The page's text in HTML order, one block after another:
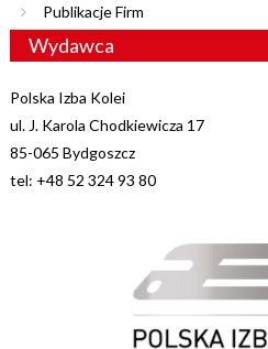
Publikacje Firm
Wydawca
Polska Izba Kolei
ul. J. Karola Chodkiewicza 17
85-065 Bydgoszcz
tel: +48 52 324 93 80